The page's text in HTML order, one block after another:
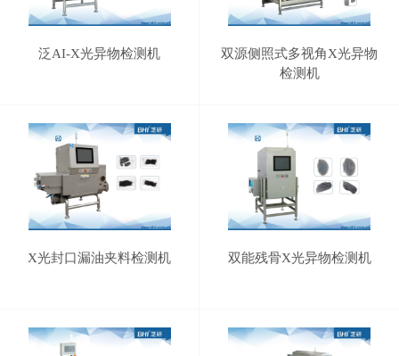
泛AI-X光异物检测机
双源侧照式多视角X光异物
检测机
X光封口漏油夹料检测机 双能残骨X光异物检测机